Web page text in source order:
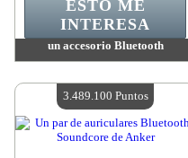
un accesorio Bluetooth
Cantidad disponible:4
ESTO ME
INTERESA
3.489.100 Puntos